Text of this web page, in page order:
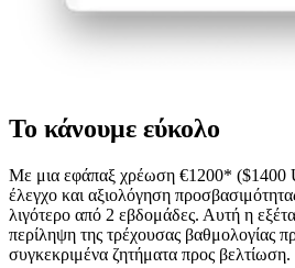
Το κάνουμε εύκολο
Με μια εφάπαξ χρέωση €1200* ($1400
έλεγχο και αξιολόγηση
λιγότερο από 2 εβδομάδες. Αυτή η
περίληψη της τρέχουσας βαθμολογίας
συγκεκριμένα ζητήματα προς βελτίωση.